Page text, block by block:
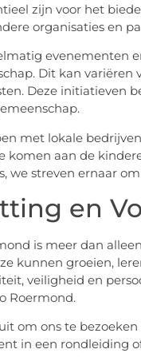
zijn voor het
organisaties en
evenementen
Dit kan variëren
Deze initiatieven
met lokale
komen aan de
we streven ernaar
en
is meer dan
kunnen groeien,
veiligheid en
Roermond.
om ons te
in een rondleiding